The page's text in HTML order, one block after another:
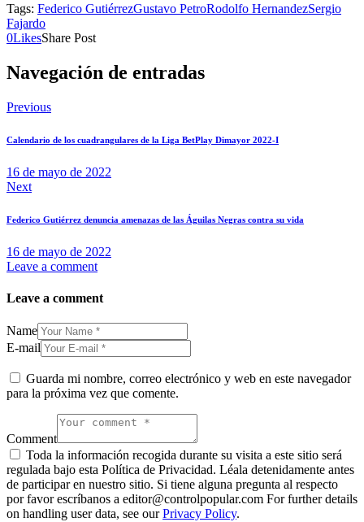
Tags: Federico GutiérrezGustavo PetroRodolfo HernandezSergio
Fajardo
0LikesShare Post
Navegación de entradas
Previous
Calendario de los cuadrangulares de la Liga BetPlay Dimayor 2022-I
16 de mayo de 2022
Next
Federico Gutiérrez denuncia amenazas de las Águilas Negras contra su vida
16 de mayo de 2022
Leave a comment
Leave a comment
Name
E-mail
Guarda mi nombre, correo electrónico y web en este navegador
para la próxima vez que comente.
Comment
Toda la información recogida durante su visita a este sitio será
regulada bajo esta Política de Privacidad. Léala detenidamente antes
de participar en nuestro sitio. Si tiene alguna pregunta al respecto
por favor escríbanos a editor@controlpopular.com For further details
on handling user data, see ourPrivacy Policy.